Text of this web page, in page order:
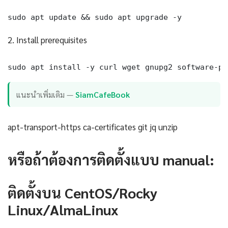
sudo apt update && sudo apt upgrade -y
2. Install prerequisites
sudo apt install -y curl wget gnupg2 software-
แนะนำเพิ่มเติม —SiamCafeBook
apt-transport-https ca-certificates git jq unzip
หรือถ้าต้องการติดตั้งแบบ manual:
ติดตั้งบน CentOS/Rocky
Linux/AlmaLinux